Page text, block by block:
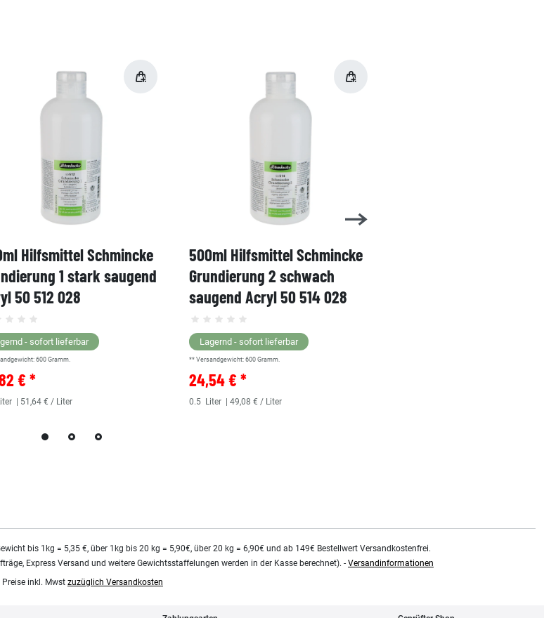
Hilfsmittel Schmincke
1 stark saugend
50 512 028
- sofort lieferbar
600 Gramm.
€ *
| 51,64 € / Liter
500ml Hilfsmittel Schmincke
Grundierung 2 schwach
saugend Acryl 50 514 028
Lagernd - sofort lieferbar
** Versandgewicht:600 Gramm.
24,54 € *
0.5 Liter | 49,08 € / Liter
bis 1kg = 5,35 €, über 1kg bis 20 kg = 5,90€, über 20 kg = 6,90€ und ab 149€ Bestellwert Versandkostenfrei.
Express Versand und weitere Gewichtsstaffelungen werden in der Kasse berechnet). - Versandinformationen
Preise inkl. Mwst zuzüglich Versandkosten